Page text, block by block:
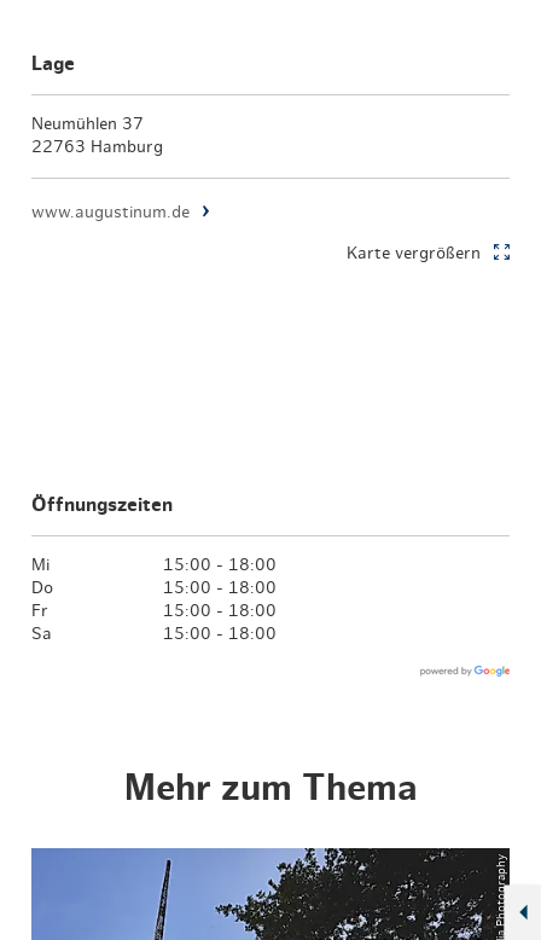
Lage
Neumühlen 37
22763 Hamburg
www.augustinum.de
Karte vergrößern
Öffnungszeiten
Mi
15:00 - 18:00
Do
15:00 - 18:00
Fr
15:00 - 18:00
Sa
15:00 - 18:00
Mehr zum Thema